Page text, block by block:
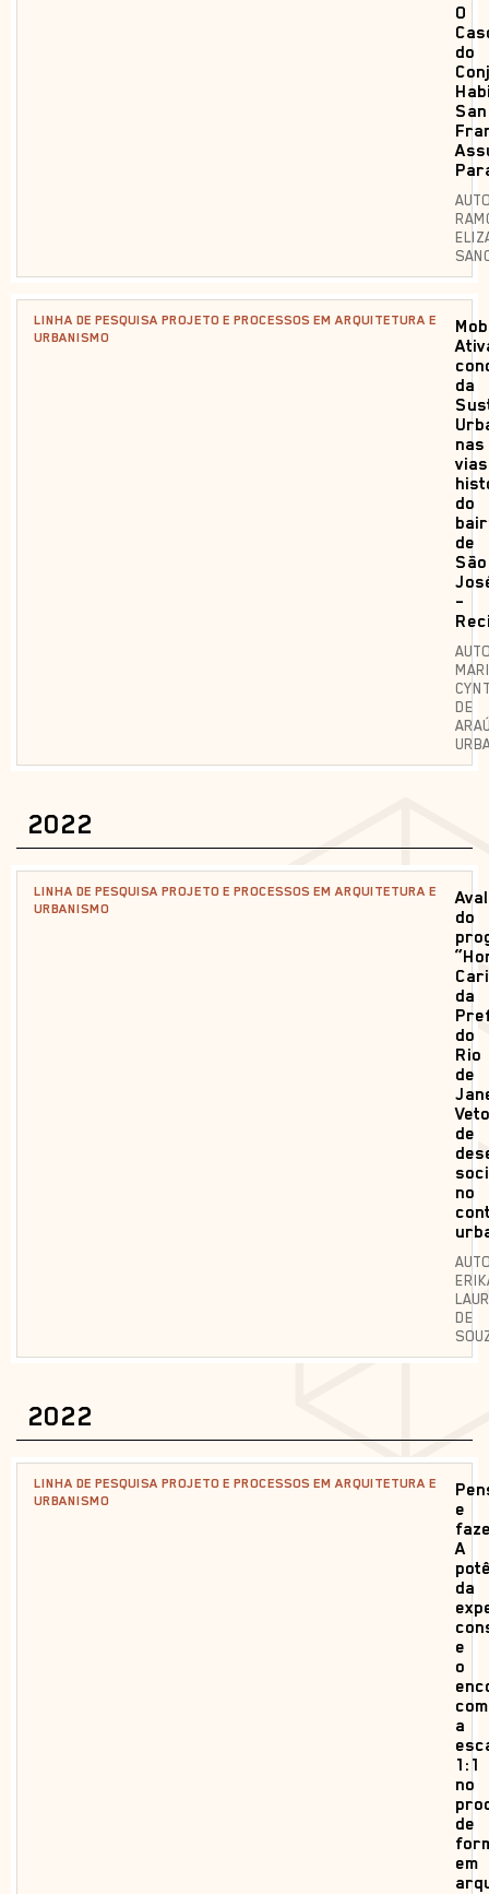
O
do
San
LINHA DE PESQUISA PROJETO E PROCESSOS EM ARQUITETURA E
URBANISMO
da
nas
vias
do
de
São
–
DE
2022
LINHA DE PESQUISA PROJETO E PROCESSOS EM ARQUITETURA E
URBANISMO
do
da
do
Rio
de
de
no
DE
2022
LINHA DE PESQUISA PROJETO E PROCESSOS EM ARQUITETURA E
URBANISMO
e
A
da
e
o
com
a
1:1
no
de
em